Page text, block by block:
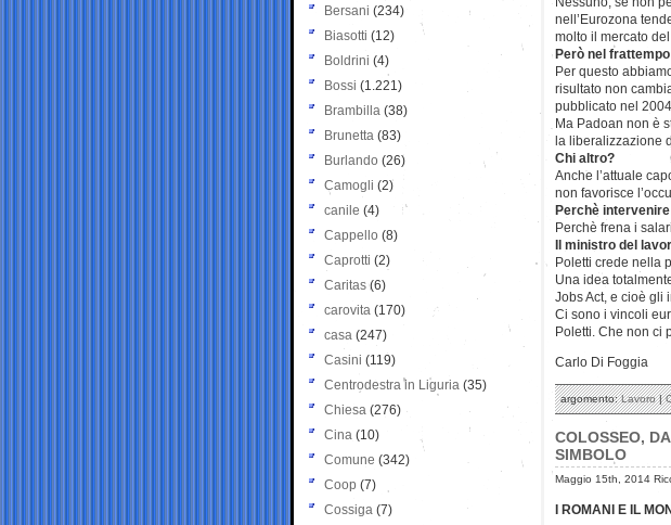
nell’Eurozona
molto il mercato
Però nel
Per questo
risultato non
pubblicato nel
Ma Padoan non è
la liberalizzazione
Chi altro?
Anche l’attuale
non favorisce
Perchè
Perchè frena i
Il ministro del
Poletti crede nella
Una idea
Jobs Act, e cioè gli
Ci sono i vincoli
Poletti. Che non ci
Carlo Di Foggia
argomento:Lavoro|
COLOSSEO,
SIMBOLO
Maggio 15th, 2014
I ROMANI E IL
Bersani (234)
Biasotti (12)
Boldrini (4)
Bossi (1.221)
Brambilla (38)
Brunetta (83)
Burlando (26)
Camogli (2)
canile (4)
Cappello (8)
Caprotti (2)
Caritas (6)
carovita (170)
casa (247)
Casini (119)
Centrodestra in Liguria (35)
Chiesa (276)
Cina (10)
Comune (342)
Coop (7)
Cossiga (7)